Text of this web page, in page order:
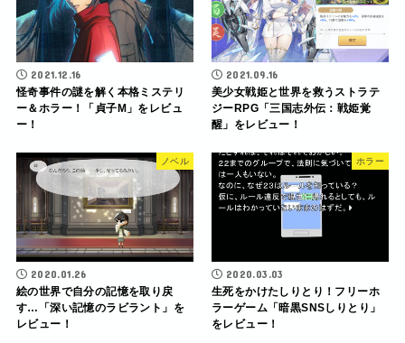
2021.12.16
怪奇事件の謎を解く本格ミステリ
ー＆ホラー！「貞子M」をレビュ
ー！
2021.09.16
美少女戦姫と世界を救うストラテ
ジーRPG「三国志外伝：戦姫覚
醒」をレビュー！
ノベル
2020.01.26
絵の世界で自分の記憶を取り戻
す…「深い記憶のラビラント」を
レビュー！
ホラー
2020.03.03
生死をかけたしりとり！フリーホ
ラーゲーム「暗黒SNSしりとり」
をレビュー！